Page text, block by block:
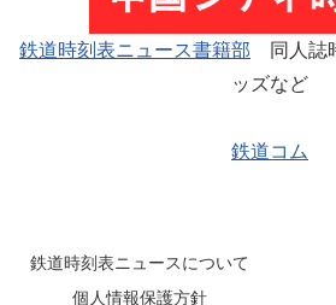
鉄道時刻表ニュース書籍部 同人誌
ッズなど
鉄道コム
鉄道時刻表ニュースについて
個人情報保護方針